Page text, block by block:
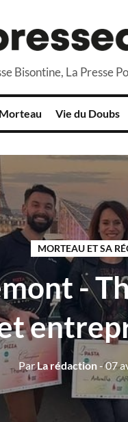
Bisontine, La Presse
Morteau Vie du Doubs
MORTEAU ET SA
-
ParLa rédaction- 07